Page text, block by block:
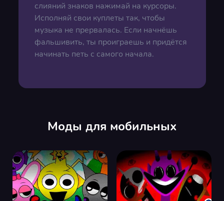
слияний знаков нажимай на курсоры.
Исполняй свои куплеты так, чтобы
музыка не прервалась. Если начнёшь
фальшивить, ты проиграешь и придётся
начинать петь с самого начала.
Моды для мобильных